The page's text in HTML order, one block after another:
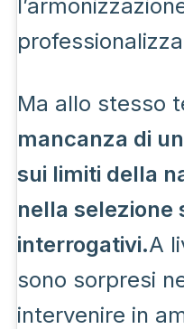
Ma allo stesso
mancanza di
sui limiti della
nella selezione
interrogativi.A
sono sorpresi
intervenire in